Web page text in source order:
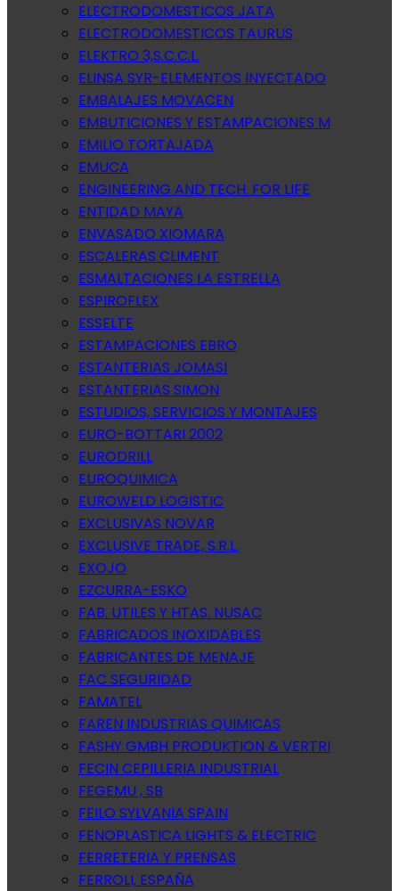
ELECTRODOMESTICOS JATA
ELECTRODOMESTICOS TAURUS
ELEKTRO 3,S.C.C.L.
ELINSA SYR-ELEMENTOS INYECTADO
EMBALAJES MOVACEN
EMBUTICIONES Y ESTAMPACIONES M
EMILIO TORTAJADA
EMUCA
ENGINEERING AND TECH. FOR LIFE
ENTIDAD MAYA
ENVASADO XIOMARA
ESCALERAS CLIMENT
ESMALTACIONES LA ESTRELLA
ESPIROFLEX
ESSELTE
ESTAMPACIONES EBRO
ESTANTERIAS JOMASI
ESTANTERIAS SIMON
ESTUDIOS, SERVICIOS Y MONTAJES
EURO-BOTTARI 2002
EURODRILL
EUROQUIMICA
EUROWELD LOGISTIC
EXCLUSIVAS NOVAR
EXCLUSIVE TRADE, S.R.L.
EXOJO
EZCURRA-ESKO
FAB. UTILES Y HTAS. NUSAC
FABRICADOS INOXIDABLES
FABRICANTES DE MENAJE
FAC SEGURIDAD
FAMATEL
FAREN INDUSTRIAS QUIMICAS
FASHY GMBH PRODUKTION & VERTRI
FECIN CEPILLERIA INDUSTRIAL
FEGEMU , SB
FEILO SYLVANIA SPAIN
FENOPLASTICA LIGHTS & ELECTRIC
FERRETERIA Y PRENSAS
FERROLI, ESPAÑA